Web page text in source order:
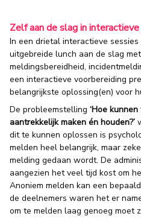
Zelf aan de slag in
In een drietal interactieve
uitgebreide lunch aan de slag
meldingsbereidheid,
een interactieve voorbereiding
belangrijkste oplossing(en) voor
De probleemstelling ‘Hoe
aantrekkelijk maken én houden?’
dit te kunnen oplossen is
melden heel belangrijk, maar
melding gedaan wordt. De
aangezien het veel tijd kost om
Anoniem melden kan een
de deelnemers waren het er
om te melden laag genoeg moet